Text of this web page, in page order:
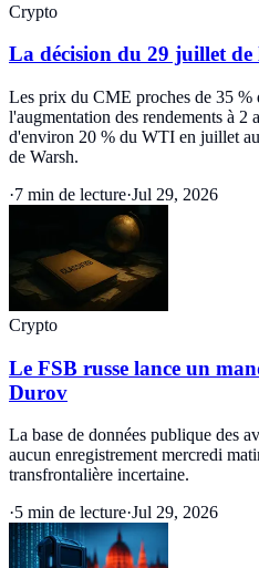
Crypto
La décision du 29 juillet
Les prix du CME proches de 35 %
l'augmentation des rendements à 2
d'environ 20 % du WTI en juillet
de Warsh.
·7 min de lecture·Jul 29, 2026
Crypto
Le FSB russe lance un
Durov
La base de données publique des
aucun enregistrement mercredi
transfrontalière incertaine.
·5 min de lecture·Jul 29, 2026